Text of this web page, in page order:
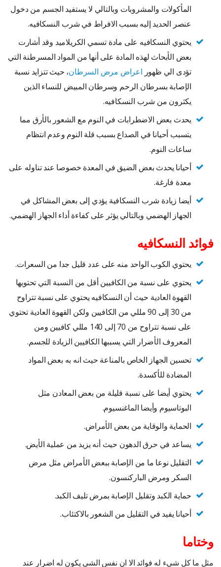
المأكولات والمشروبات وبالتالي لا يستفيد الجسم من دخول
عنصر الحديد إليه بسبب الافراط في شرب النسكافيه.
يحتوي النسكافيه على مادة تسمي الكريلاميد وقد أشارت
بعض الأبحاث لهذه المادة على أنها من المواد المسرطنة التي
تؤدى الي ظهور اعراض مرض السرطان، حيث تتزايد نسبة
الإصابة بسرطان الرحم وسرطان المبيض للنساء الذين
يكثرون من شرب النسكافيه.
يحدث بعض الاضطرابات في النوم مع الشعور بالأرق مما
يتسبب أحيانا في الصداع بسبب قلة النوم وعدم انتظام
ساعات النوم.
أحيانا يحدث بعض الضيق في المعدة خصوصا عند تناوله على
معدة فارغة.
أيضا زيادة شرب النسكافية يؤدي إلى بعض المشاكل في
الجهاز الهضمي وبالتالي يؤثر على كفاءة أداء الجهاز الهضمي.
فوائد النسكافيه
يحتوي الكوب الواحد منه على عدد قليل جدا من السعرات.
يحتوي على نسبة من الكافيين أقل من النسبة التي تحتويها
القهوة العادية حيث أن النسكافيه يحتوي على نسبة تتراوح
من 30 إلى 90 مللي من الكافيين ولكن القهوة العادية تحتوي
على نسبة تتراوح من 70 إلى 140 مللي كافيين ومن
المعروف الأضرار التي يسببها الكافيين الزيادة للجسم.
تحسين الجهاز الخاص بالمناعة حيث انه به بعض المواد
المضادة للأكسدة.
يحتوي أيضا على نسبة قليلة من بعض المعادن مثل
البوتاسيوم وأيضا الماغنسيوم.
الحماية والوقاية من بعض الأمراض.
يساعد في حرق الدهون حيث أنه يزيد من عملية الأيض.
التقليل نوعا ما من الإصابة ببعض الأمراض مثل مرض
السكر ومرض الباركنسون.
حماية الكبد وتقليل الإصابة بمرض تليف الكبد.
أحيانا يفيد في التقليل من الشعور بالاكتئاب.
وختاما
مثل ما كل شيء له فوائد الا ان نفس الشي يكون له اضرار عند